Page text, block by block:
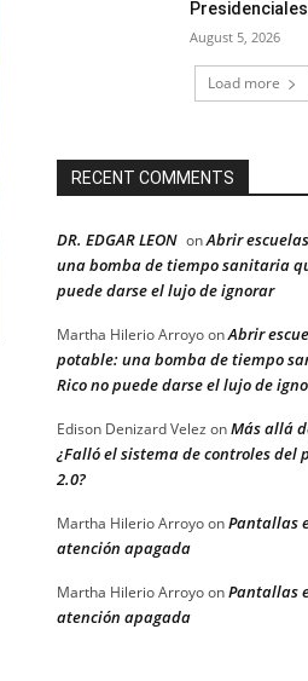
Presidenciales
August 5, 2026
Load more
RECENT COMMENTS
DR. EDGAR LEON onAbrir
una bomba de tiempo sanitaria
puede darse el lujo de ignorar
Martha Hilerio ArroyoonAbrir
potable: una bomba de tiempo
Rico no puede darse el lujo de
Edison Denizard Velez onMás allá
¿Falló el sistema de controles del
2.0?
Martha Hilerio ArroyoonPantallas
atención apagada
Martha Hilerio ArroyoonPantallas
atención apagada